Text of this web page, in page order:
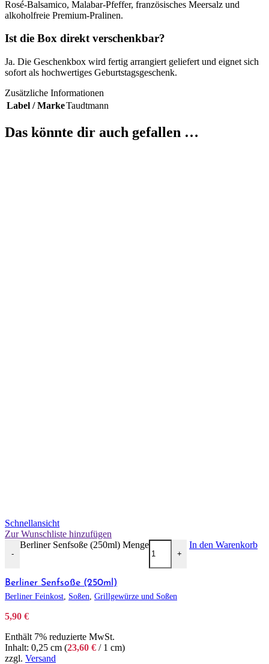
Rosé-Balsamico, Malabar-Pfeffer, französisches Meersalz und
alkoholfreie Premium-Pralinen.
Ist die Box direkt verschenkbar?
Ja. Die Geschenkbox wird fertig arrangiert geliefert und eignet sich
sofort als hochwertiges Geburtstagsgeschenk.
Zusätzliche Informationen
Label / MarkeTaudtmann
Das könnte dir auch gefallen …
Schnellansicht
Zur Wunschliste hinzufügen
-
Berliner Senfsoße (250ml) Menge
+
In den Warenkorb
Berliner Senfsoße (250ml)
Berliner Feinkost Soßen Grillgewürze und Soßen
5,90 €
Enthält 7% reduzierte MwSt.
Inhalt: 0,25 cm (23,60 € / 1 cm)
zzgl. Versand